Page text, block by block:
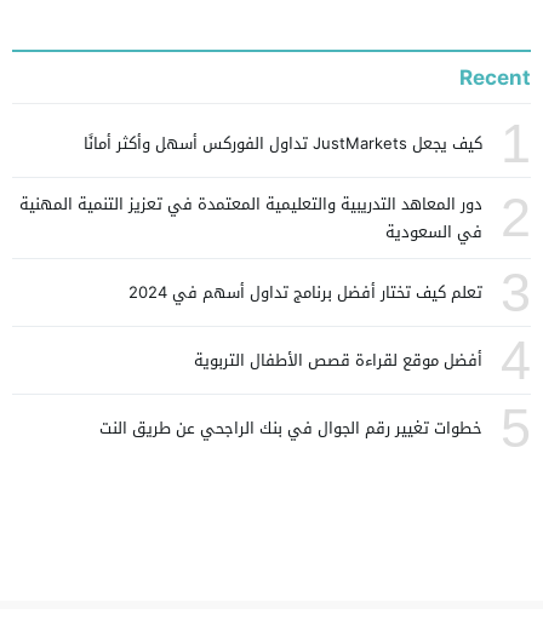
Recent
1 كيف يجعل JustMarkets تداول الفوركس أسهل وأكثر أمانًا
2
دور المعاهد التدريبية والتعليمية المعتمدة في تعزيز التنمية المهنية
في السعودية
3 تعلم كيف تختار أفضل برنامج تداول أسهم في 2024
4 أفضل موقع لقراءة قصص الأطفال التربوية
5 خطوات تغيير رقم الجوال في بنك الراجحي عن طريق النت